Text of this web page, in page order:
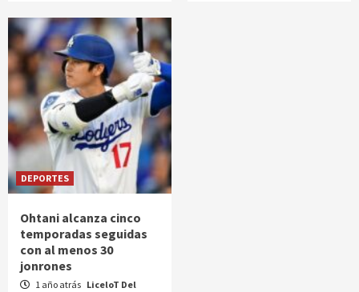
DEPORTES
Ohtani alcanza cinco
temporadas seguidas
con al menos 30
jonrones
1 año atrás LiceloT Del